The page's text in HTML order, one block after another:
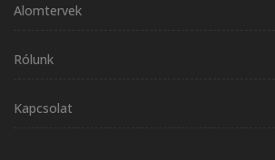
Alomtervek
Rólunk
Kapcsolat